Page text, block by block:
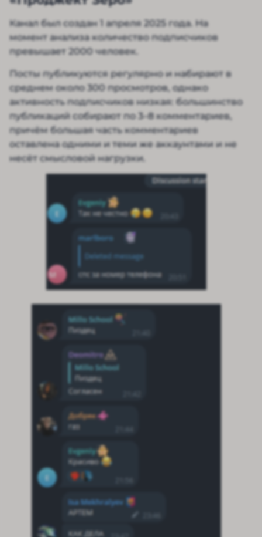
Канал был создан 1 апреля 2025 года. На
момент анализа количество подписчиков
превышает 2000 человек.
Посты публикуются регулярно и набирают в
среднем около 300 просмотров, однако
активность подписчиков низкая: большинство
публикаций собирают по 3–8 комментариев,
причём большая часть комментариев
оставлена одними и теми же аккаунтами и не
несёт смысловой нагрузки.